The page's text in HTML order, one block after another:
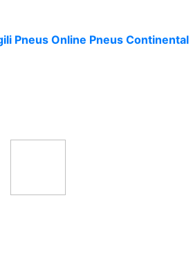
Pneus Online Pneus Continental